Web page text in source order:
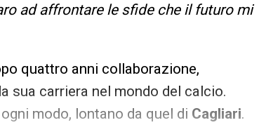
ad affrontare le sfide che il futuro mi
quattro anni collaborazione,
sua carriera nel mondo del calcio.
modo, lontano da quel di Cagliari.